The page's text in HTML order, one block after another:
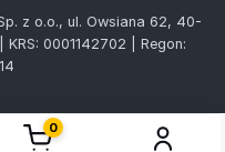
z o.o., ul. Owsiana 62, 40-
0001142702 | Regon:
0